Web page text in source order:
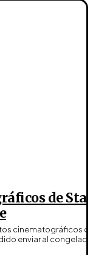
de Star
cinematográficos
enviar al